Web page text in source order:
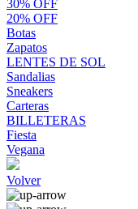
30% OFF
20% OFF
Botas
Zapatos
LENTES DE SOL
Sandalias
Sneakers
Carteras
BILLETERAS
Fiesta
Vegana
Volver